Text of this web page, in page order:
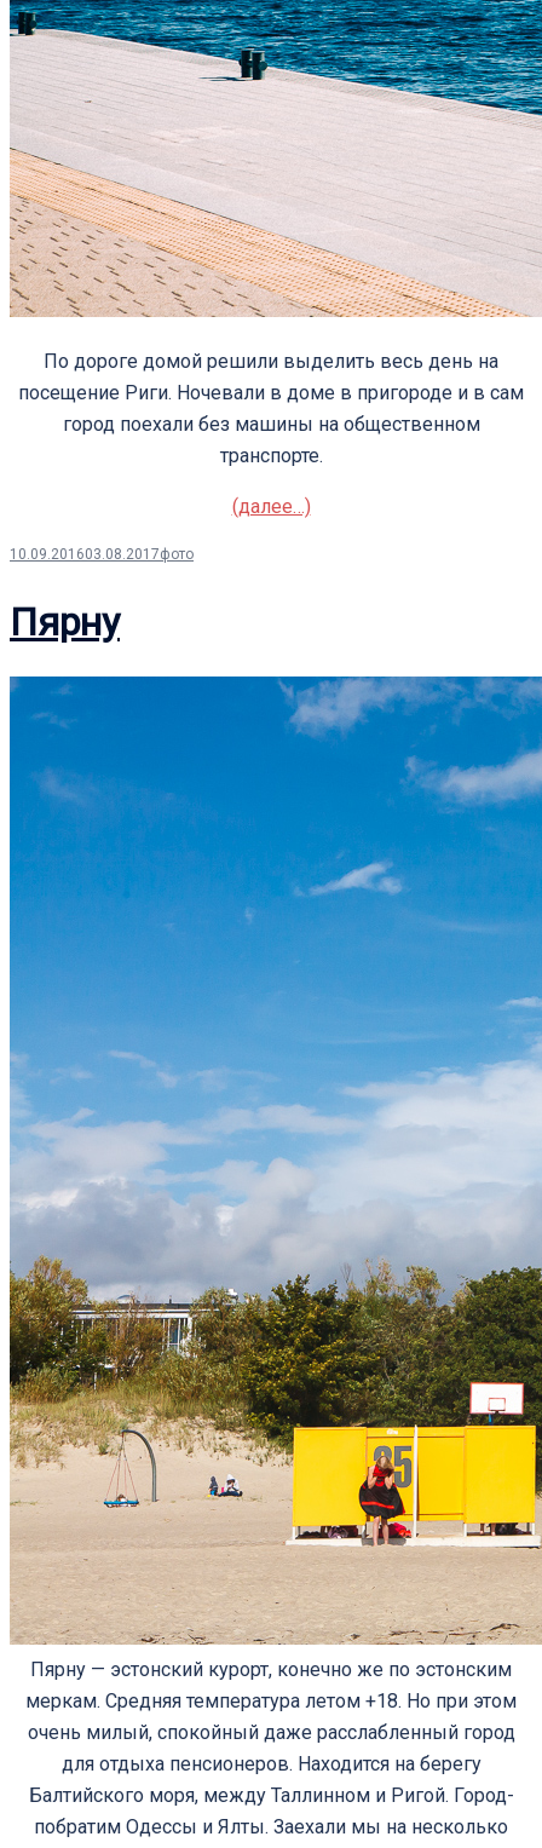
По дороге домой решили выделить весь день на
посещение Риги. Ночевали в доме в пригороде и в сам
город поехали без машины на общественном
транспорте.
(далее…)
10.09.201603.08.2017фото
Пярну
Пярну — эстонский курорт, конечно же по эстонским
меркам. Средняя температура летом +18. Но при этом
очень милый, спокойный даже расслабленный город
для отдыха пенсионеров. Находится на берегу
Балтийского моря, между Таллинном и Ригой. Город-
побратим Одессы и Ялты. Заехали мы на несколько